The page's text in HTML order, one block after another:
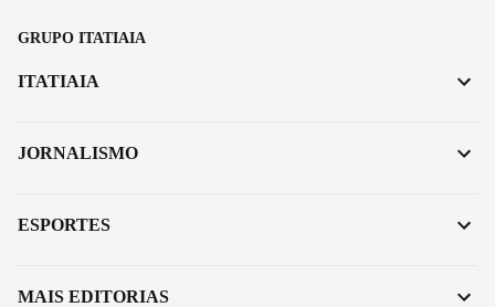
GRUPO ITATIAIA
ITATIAIA
JORNALISMO
ESPORTES
MAIS EDITORIAS